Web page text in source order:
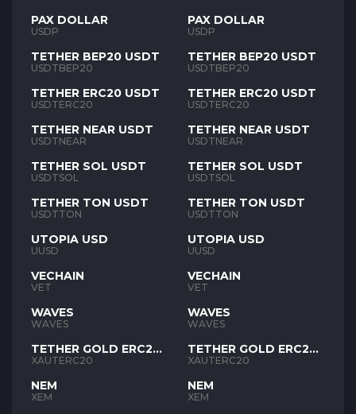
PAX DOLLAR
USDP
TETHER BEP20 USDT
USDTBEP20
TETHER ERC20 USDT
USDTERC20
TETHER NEAR USDT
USDTNEAR
TETHER SOL USDT
USDTSOL
TETHER TON USDT
USDTTON
UTOPIA USD
UUSD
VECHAIN
VET
WAVES
WAVES
TETHER GOLD ERC20
XAUT
XAUTERC20
NEM
XEM
PAX DOLLAR
USDP
TETHER BEP20 USDT
USDTBEP20
TETHER ERC20 USDT
USDTERC20
TETHER NEAR USDT
USDTNEAR
TETHER SOL USDT
USDTSOL
TETHER TON USDT
USDTTON
UTOPIA USD
UUSD
VECHAIN
VET
WAVES
WAVES
TETHER GOLD ERC20
XAUT
XAUTERC20
NEM
XEM